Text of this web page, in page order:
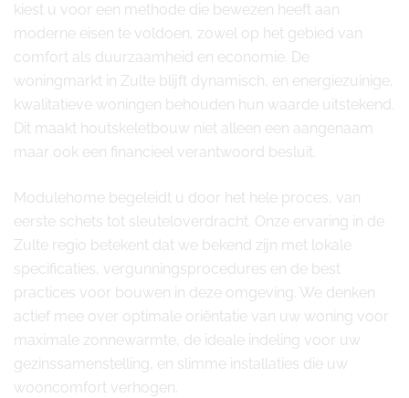
kiest u voor een methode die bewezen heeft aan
moderne eisen te voldoen, zowel op het gebied van
comfort als duurzaamheid en economie. De
woningmarkt in Zulte blijft dynamisch, en energiezuinige,
kwalitatieve woningen behouden hun waarde uitstekend.
Dit maakt houtskeletbouw niet alleen een aangenaam
maar ook een financieel verantwoord besluit.
Modulehome begeleidt u door het hele proces, van
eerste schets tot sleuteloverdracht. Onze ervaring in de
Zulte regio betekent dat we bekend zijn met lokale
specificaties, vergunningsprocedures en de best
practices voor bouwen in deze omgeving. We denken
actief mee over optimale oriëntatie van uw woning voor
maximale zonnewarmte, de ideale indeling voor uw
gezinssamenstelling, en slimme installaties die uw
wooncomfort verhogen.